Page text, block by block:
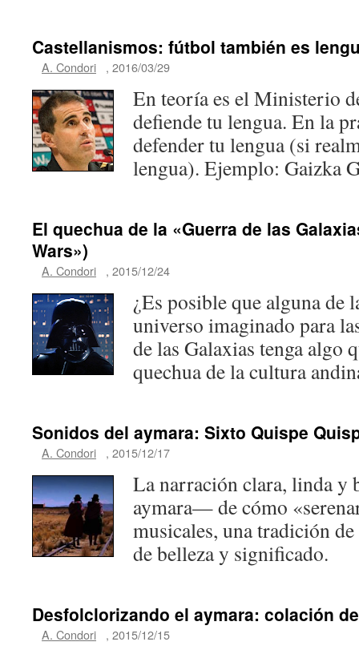
Castellanismos: fútbol también es
A. Condori , 2016/03/29
En teoría es el Ministerio
defiende tu lengua. En la
defender tu lengua (si
lengua). Ejemplo: Gaizka
El quechua de la «Guerra de las
Wars»)
A. Condori , 2015/12/24
¿Es posible que alguna de
universo imaginado para
de las Galaxias tenga algo
quechua de la cultura
Sonidos del aymara: Sixto Quispe
A. Condori , 2015/12/17
La narración clara, linda
aymara— de cómo
musicales, una tradición
de belleza y significado.
Desfolclorizando el aymara: colación
A. Condori , 2015/12/15